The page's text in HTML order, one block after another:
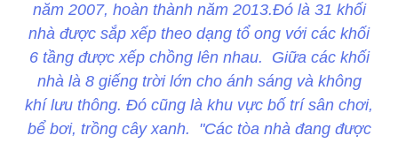
năm 2007, hoàn thành năm 2013.Đó là 31 khối
nhà được sắp xếp theo dạng tổ ong với các khối
6 tầng được xếp chồng lên nhau. Giữa các khối
nhà là 8 giếng trời lớn cho ánh sáng và không
khí lưu thông. Đó cũng là khu vực bố trí sân chơi,
bể bơi, trồng cây xanh. "Các tòa nhà đang được